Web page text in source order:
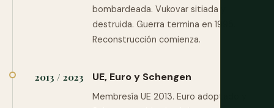
bombardeada. Vukovar sitiada y
destruida. Guerra termina en 1995.
Reconstrucción comienza.
2013 / 2023 UE, Euro y Schengen
Membresía UE 2013. Euro adoptado y